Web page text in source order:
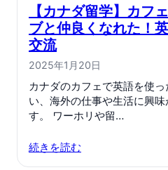
【カナダ留学】カフ
ブと仲良くなれた！
交流
2025年1月20日
カナダのカフェで英語を使
い、海外の仕事や生活に興
す。 ワーホリや留…
続きを読む